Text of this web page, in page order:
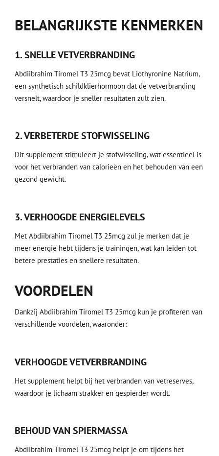
BELANGRIJKSTE KENMERKEN
1. SNELLE VETVERBRANDING
Abdiibrahim Tiromel T3 25mcg bevat Liothyronine Natrium,
een synthetisch schildklierhormoon dat de vetverbranding
versnelt, waardoor je sneller resultaten zult zien.
2. VERBETERDE STOFWISSELING
Dit supplement stimuleert je stofwisseling, wat essentieel is
voor het verbranden van calorieën en het behouden van een
gezond gewicht.
3. VERHOOGDE ENERGIELEVELS
Met Abdiibrahim Tiromel T3 25mcg zul je merken dat je
meer energie hebt tijdens je trainingen, wat kan leiden tot
betere prestaties en snellere resultaten.
VOORDELEN
Dankzij Abdiibrahim Tiromel T3 25mcg kun je profiteren van
verschillende voordelen, waaronder:
VERHOOGDE VETVERBRANDING
Het supplement helpt bij het verbranden van vetreserves,
waardoor je lichaam strakker en gespierder wordt.
BEHOUD VAN SPIERMASSA
Abdiibrahim Tiromel T3 25mcg helpt je om tijdens het